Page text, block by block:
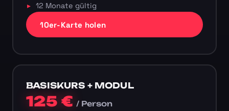
12 Monate gültig
10er-Karte holen
BASISKURS + MODUL
125 €/ Person